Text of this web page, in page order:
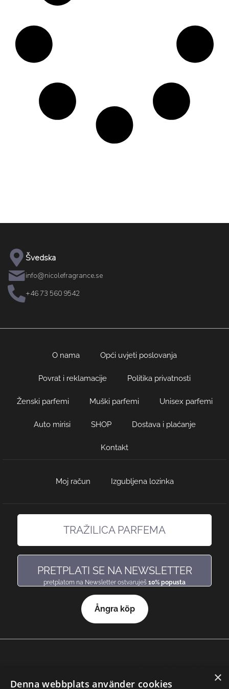
Švedska
info@nicolefragrance.se
+46 73 560 9542
O nama Opći uvjeti poslovanja
Povrat i reklamacije Politika privatnosti
Ženski parfemi Muški parfemi Unisex parfemi
Auto mirisi SHOP Dostava i plaćanje
Kontakt
Moj račun Izgubljena lozinka
TRAŽILICA PARFEMA
PRETPLATI SE NA NEWSLETTER
pretplatom na Newsletter ostvaruješ 10% popusta
Ångra köp
© 2026 Nicole Parfemi ×
Denna webbplats använder cookies